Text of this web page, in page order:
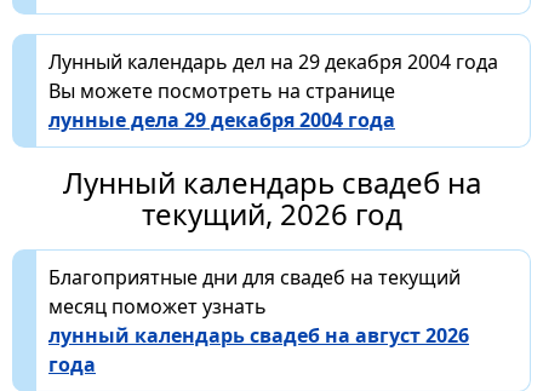
Лунный календарь дел на 29 декабря 2004 года
Вы можете посмотреть на странице
лунные дела 29 декабря 2004 года
Лунный календарь свадеб на
текущий, 2026 год
Благоприятные дни для свадеб на текущий
месяц поможет узнать
лунный календарь свадеб на август 2026
года